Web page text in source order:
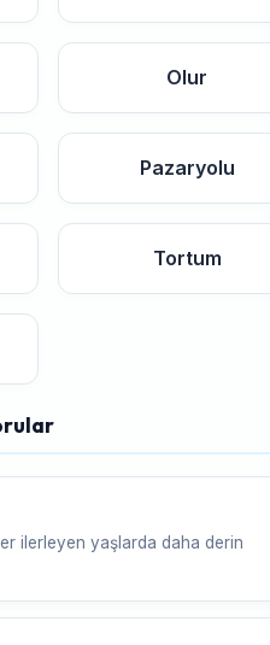
Olur
Pazaryolu
Tortum
ilerleyen yaşlarda daha derin